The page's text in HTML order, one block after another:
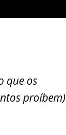
que os
proíbem)